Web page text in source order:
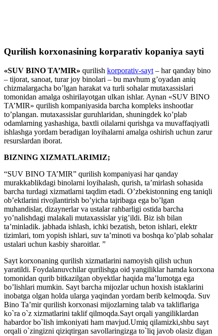
Qurilish korxonasining korparativ kopaniya sayti
«SUV BINO TA’MIR» qurilish korporativ-sayt – har qanday bino
– tijorat, sanoat, turar joy binolari – bu mavhum g’oyadan aniq
chizmalargacha bo’lgan harakat va turli sohalar mutaxassislari
tomonidan amalga oshirilayotgan ulkan ishlar. Aynan «SUV BINO
TA’MIR» qurilish kompaniyasida barcha kompleks inshootlar
to’plangan. mutaxassislar guruhlaridan, shuningdek ko’plab
odamlarning yashashiga, baxtli oilalarni qurishga va muvaffaqiyatli
ishlashga yordam beradigan loyihalarni amalga oshirish uchun zarur
resurslardan iborat.
BIZNING XIZMATLARIMIZ;
“SUV BINO TA’MIR” qurilish kompaniyasi har qanday
murakkablikdagi binolarni loyihalash, qurish, ta’mirlash sohasida
barcha turdagi xizmatlarni taqdim etadi. O’zbekistonning eng taniqli
ob’ektlarini rivojlantirish bo’yicha tajribaga ega bo’lgan
muhandislar, dizaynerlar va ustalar rahbarligi ostida barcha
yo’nalishdagi malakali mutaxassislar yig’ildi. Biz ish bilan
ta’minladik. jabhada ishlash, ichki bezatish, beton ishlari, elektr
tizimlari, tom yopish ishlari, suv ta’minoti va boshqa ko’plab sohalar
ustalari uchun kasbiy sharoitlar. ”
Sayt korxonaning qurilish xizmatlarini namoyish qilish uchun
yaratildi. Foydalanuvchilar qurilishga oid yangiliklar hamda korxona
tomonidan qurib bitkazilgan obyektlar haqida ma’lumotga ega
bo’lishlari mumkin. Sayt barcha mijozlar uchun hoxish istaklarini
inobatga olgan holda ularga yaqindan yordam berib kelmoqda. Suv
Bino Ta’mir qurilish korxonasi mijozlarning talab va takliflariga
ko`ra o`z xizmatlarini taklif qilmoqda.Sayt orqali yangiliklardan
habardor bo`lish imkoniyati ham mavjud.Umiq qilamizki,shbu sayt
orqali o`zingizni qiziqtirgan savollaringizga to`liq javob olasiz digan